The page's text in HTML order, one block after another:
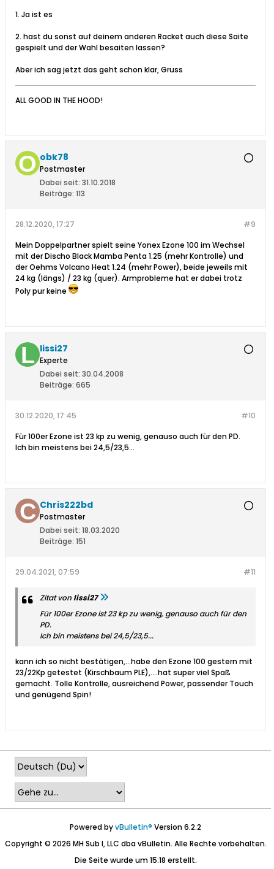
1. Ja ist es
2. hast du sonst auf deinem anderen Racket auch diese Saite
gespielt und der Wahl besaiten lassen?
Aber ich sag jetzt das geht schon klar, Gruss
ALL GOOD IN THE HOOD!
obk78
Postmaster
Dabei seit: 31.10.2018
Beiträge: 113
#9
28.12.2020, 17:27
Mein Doppelpartner spielt seine Yonex Ezone 100 im Wechsel
mit der Discho Black Mamba Penta 1.25 (mehr Kontrolle) und
der Oehms Volcano Heat 1.24 (mehr Power), beide jeweils mit
24 kg (längs) / 23 kg (quer). Armprobleme hat er dabei trotz
Poly pur keine
lissi27
Experte
Dabei seit: 30.04.2008
Beiträge: 665
#10
30.12.2020, 17:45
Für 100er Ezone ist 23 kp zu wenig, genauso auch für den PD.
Ich bin meistens bei 24,5/23,5...
Chris222bd
Postmaster
Dabei seit: 18.03.2020
Beiträge: 151
#11
29.04.2021, 07:59
Zitat vonlissi27
Für 100er Ezone ist 23 kp zu wenig, genauso auch für den
PD.
Ich bin meistens bei 24,5/23,5...
kann ich so nicht bestätigen,...habe den Ezone 100 gestern mit
23/22Kp getestet (Kirschbaum PLE),....hat super viel Spaß
gemacht. Tolle Kontrolle, ausreichend Power, passender Touch
und genügend Spin!
Powered byvBulletin® Version 6.2.2
Copyright © 2026 MH Sub I, LLC dba vBulletin. Alle Rechte vorbehalten.
Die Seite wurde um 15:18 erstellt.